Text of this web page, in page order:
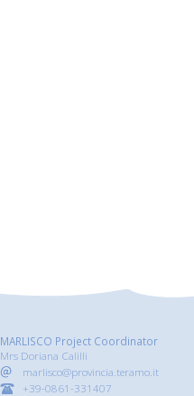
MARLISCO Project Coordinator
Mrs Doriana Calilli
marlisco@provincia.teramo.it
+39-0861-331407